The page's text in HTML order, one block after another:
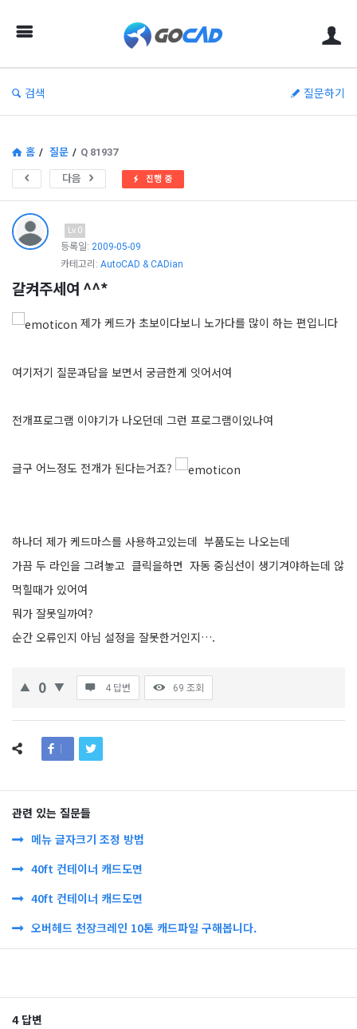
캐
정
보
중
심
검색 질문하기
홈 / 질문 / Q 81937
다음 진행 중
Lv.0
등록일: 2009-05-09
카테고리: AutoCAD & CADian
갈켜주세여 ^^*
제가 케드가 초보이다보니 노가다를 많이 하는 편입니다
여기저기 질문과답을 보면서 궁금한게 잇어서여
전개프로그램 이야기가 나오던데 그런 프로그램이있나여
글구 어느정도 전개가 된다는거죠?
하나더 제가 케드마스를 사용하고있는데 부품도는 나오는데
가끔 두 라인을 그려놓고 클릭을하면 자동 중심선이 생기겨야하는데 않
먹힐때가 있어여
뭐가 잘못일까여?
순간 오류인지 아님 설정을 잘못한거인지….
0 4 답변 69 조회
관련 있는 질문들
메뉴 글자크기 조정 방법
40ft 컨테이너 캐드도면
40ft 컨테이너 캐드도면
오버헤드 천장크레인 10톤 캐드파일 구해봅니다.
4 답변